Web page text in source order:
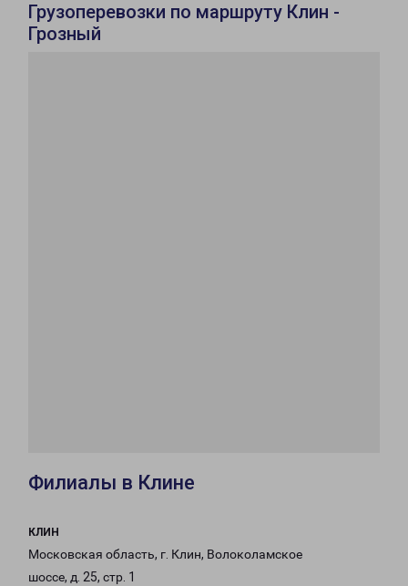
Грузоперевозки по маршруту Клин -
Грозный
Филиалы в Клине
КЛИН
Московская область, г. Клин, Волоколамское
шоссе, д. 25, стр. 1